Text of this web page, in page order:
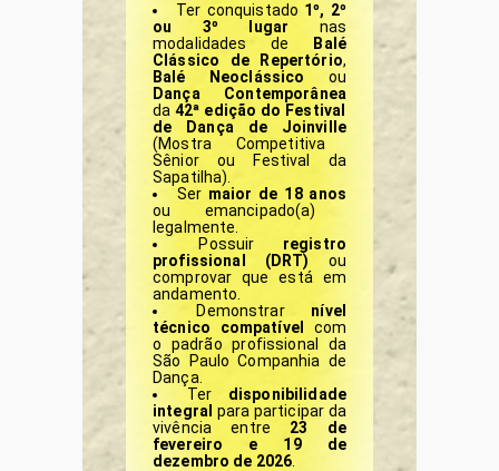
Ter conquistado 1º, 2º
ou 3º lugar nas
modalidades de
Balé
Clássico de Repertório,
Balé Neoclássico ou
Dança Contemporânea
da42ª edição do Festival
de Dança de Joinville
(Mostra Competitiva
Sênior ou Festival da
Sapatilha).
Ser maior de 18 anos
ou emancipado(a)
legalmente.
Possuir registro
profissional (DRT) ou
comprovar que está em
andamento.
Demonstrar nível
técnico compatível
com
o padrão profissional da
São Paulo Companhia de
Dança.
Ter disponibilidade
integral para participar da
vivência entre 23 de
fevereiro e 19 de
dezembro de 2026